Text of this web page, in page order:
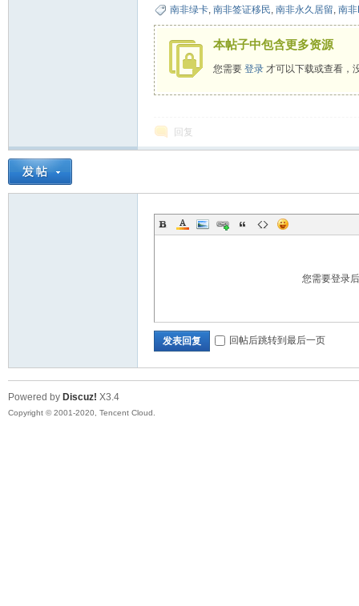
南非绿卡, 南非签证移民, 南非永久居留, 南
本帖子中包含更多资源
您需要 登录才可以下载或查看，
回复
您需要登录
发表回复 回帖后跳转到最后一页
Powered by Discuz! X3.4
Copyright © 2001-2020, Tencent Cloud.